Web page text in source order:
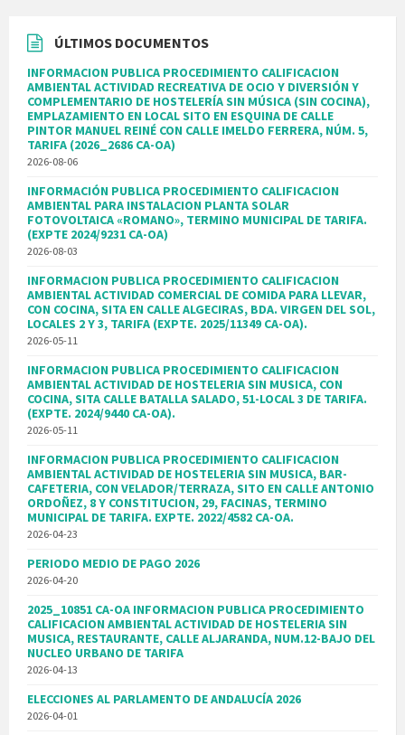
ÚLTIMOS DOCUMENTOS
INFORMACION PUBLICA PROCEDIMIENTO CALIFICACION
AMBIENTAL ACTIVIDAD RECREATIVA DE OCIO Y DIVERSIÓN Y
COMPLEMENTARIO DE HOSTELERÍA SIN MÚSICA (SIN COCINA),
EMPLAZAMIENTO EN LOCAL SITO EN ESQUINA DE CALLE
PINTOR MANUEL REINÉ CON CALLE IMELDO FERRERA, NÚM. 5,
TARIFA (2026_2686 CA-OA)
2026-08-06
INFORMACIÓN PUBLICA PROCEDIMIENTO CALIFICACION
AMBIENTAL PARA INSTALACION PLANTA SOLAR
FOTOVOLTAICA «ROMANO», TERMINO MUNICIPAL DE TARIFA.
(EXPTE 2024/9231 CA-OA)
2026-08-03
INFORMACION PUBLICA PROCEDIMIENTO CALIFICACION
AMBIENTAL ACTIVIDAD COMERCIAL DE COMIDA PARA LLEVAR,
CON COCINA, SITA EN CALLE ALGECIRAS, BDA. VIRGEN DEL SOL,
LOCALES 2 Y 3, TARIFA (EXPTE. 2025/11349 CA-OA).
2026-05-11
INFORMACION PUBLICA PROCEDIMIENTO CALIFICACION
AMBIENTAL ACTIVIDAD DE HOSTELERIA SIN MUSICA, CON
COCINA, SITA CALLE BATALLA SALADO, 51-LOCAL 3 DE TARIFA.
(EXPTE. 2024/9440 CA-OA).
2026-05-11
INFORMACION PUBLICA PROCEDIMIENTO CALIFICACION
AMBIENTAL ACTIVIDAD DE HOSTELERIA SIN MUSICA, BAR-
CAFETERIA, CON VELADOR/TERRAZA, SITO EN CALLE ANTONIO
ORDOÑEZ, 8 Y CONSTITUCION, 29, FACINAS, TERMINO
MUNICIPAL DE TARIFA. EXPTE. 2022/4582 CA-OA.
2026-04-23
PERIODO MEDIO DE PAGO 2026
2026-04-20
2025_10851 CA-OA INFORMACION PUBLICA PROCEDIMIENTO
CALIFICACION AMBIENTAL ACTIVIDAD DE HOSTELERIA SIN
MUSICA, RESTAURANTE, CALLE ALJARANDA, NUM.12-BAJO DEL
NUCLEO URBANO DE TARIFA
2026-04-13
ELECCIONES AL PARLAMENTO DE ANDALUCÍA 2026
2026-04-01